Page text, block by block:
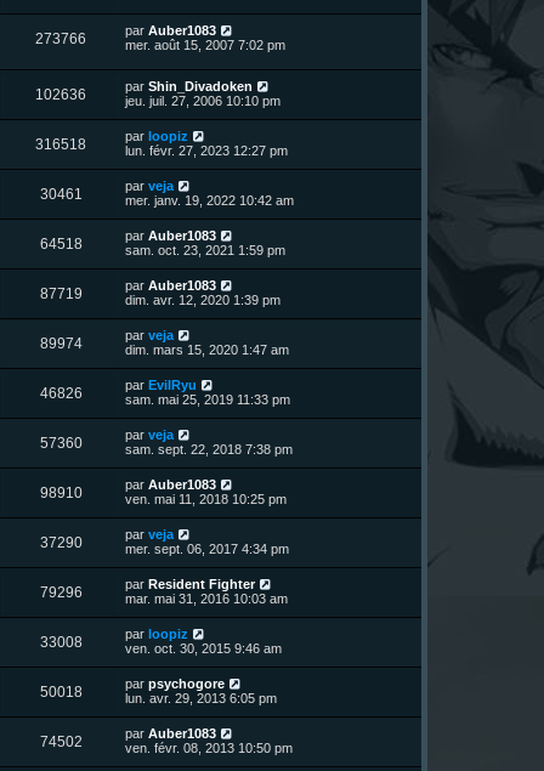
a
g
e
s
m
e
s
g
e
u
s
n
i
e
m
e
s
s
a
g
273766
u
D
e
n
i
e
r
m
e
s
s
a
g
e
par Auber1083
mer. août 15, 2007 7:02 pm
102636
u
D
e
i
e
r
m
e
s
s
a
par Shin_Divadoken
jeu. juil. 27, 2006 10:10 pm
316518V
u
D
e
i
e
r
m
e
s
s
a
par loopiz
lun. févr. 27, 2023 12:27 pm
30461
u
s
D
e
i
e
r
m
e
s
s
a
par veja
mer. janv. 19, 2022 10:42 am
64518V
u
s
D
e
i
e
r
m
e
s
s
a
par Auber1083
sam. oct. 23, 2021 1:59 pm
87719V
u
s
D
e
i
e
r
m
e
s
s
a
par Auber1083
dim. avr. 12, 2020 1:39 pm
89974V
u
s
D
e
i
e
r
m
e
s
s
a
par veja
dim. mars 15, 2020 1:47 am
46826V
u
s
D
e
i
e
r
m
e
s
s
a
par EvilRyu
sam. mai 25, 2019 11:33 pm
57360V
u
s
D
e
i
e
r
m
e
s
s
a
par veja
sam. sept. 22, 2018 7:38 pm
98910V
u
s
D
e
i
e
r
m
e
s
s
a
par Auber1083
ven. mai 11, 2018 10:25 pm
37290V
u
s
D
e
i
e
r
m
e
s
s
a
par veja
mer. sept. 06, 2017 4:34 pm
79296V
u
s
D
e
i
e
r
m
e
s
s
a
par Resident Fighter
mar. mai 31, 2016 10:03 am
33008V
u
s
D
e
i
e
r
m
e
s
par loopiz
ven. oct. 30, 2015 9:46 am
50018V
u
D
e
i
e
par psychogore
lun. avr. 29, 2013 6:05 pm
74502V
D
e
par Auber1083
ven. févr. 08, 2013 10:50 pm